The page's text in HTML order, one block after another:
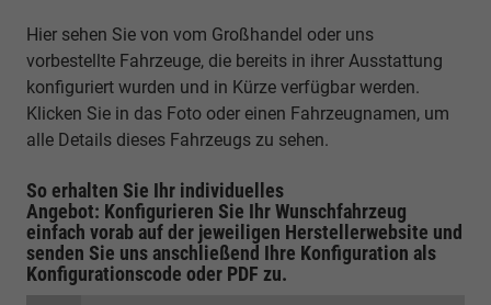
Hier sehen Sie von vom Großhandel oder uns
vorbestellte Fahrzeuge, die bereits in ihrer Ausstattung
konfiguriert wurden und in Kürze verfügbar werden.
Klicken Sie in das Foto oder einen Fahrzeugnamen, um
alle Details dieses Fahrzeugs zu sehen.
So erhalten Sie Ihr individuelles
Angebot: Konfigurieren Sie Ihr Wunschfahrzeug
einfach vorab auf der jeweiligen Herstellerwebsite und
senden Sie uns anschließend Ihre Konfiguration als
Konfigurationscode oder PDF zu.